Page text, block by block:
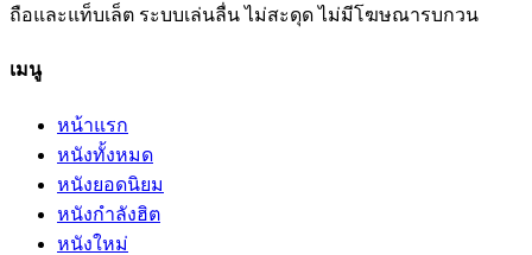
ถือและแท็บเล็ต ระบบเล่นลื่น ไม่สะดุด ไม่มีโฆษณารบกวน
เมนู
หน้าแรก
หนังทั้งหมด
หนังยอดนิยม
หนังกำลังฮิต
หนังใหม่